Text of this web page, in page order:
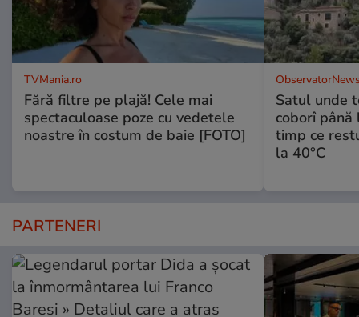
TVMania.ro
Fără filtre pe plajă! Cele mai
spectaculoase poze cu vedetele
noastre în costum de baie [FOTO]
Satul unde
coborî până
timp ce
la 40°C
PARTENERI